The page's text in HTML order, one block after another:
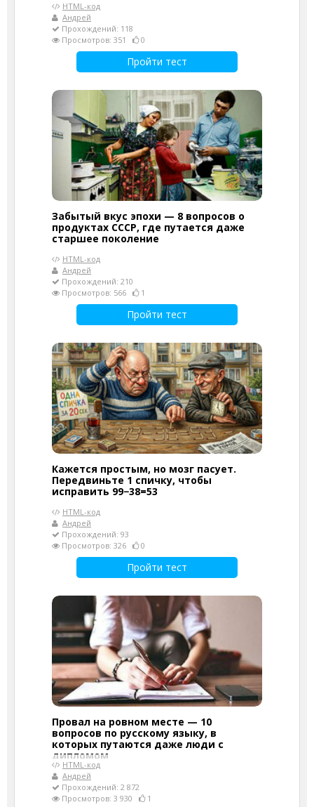
HTML-код
Андрей
Прохождений: 118
Просмотров: 351
0
Пройти тест
Забытый вкус эпохи — 8 вопросов о
продуктах СССР, где путается даже
старшее поколение
HTML-код
Андрей
Прохождений: 210
Просмотров: 566
1
Пройти тест
Кажется простым, но мозг пасует.
Передвиньте 1 спичку, чтобы
исправить 99−38=53
HTML-код
Андрей
Прохождений: 93
Просмотров: 326
0
Пройти тест
Провал на ровном месте — 10
вопросов по русскому языку, в
которых путаются даже люди с
дипломом
HTML-код
Андрей
Прохождений: 2 872
Просмотров: 3 930
1